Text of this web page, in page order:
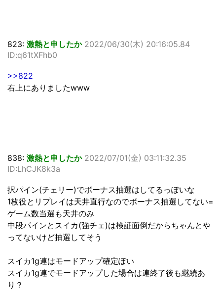
823: 激熱と申したか 2022/06/30(木) 20:16:05.84
ID:q61tXFhb0
>>822
右上にありましたwww
838: 激熱と申したか 2022/07/01(金) 03:11:32.35
ID:LhCJK8k3a
択パイン(チェリー)でボーナス抽選はしてるっぽいな
1枚役とリプレイは天井直行なのでボーナス抽選してない=
ゲーム数当選も天井のみ
中段パインとスイカ(強チェ)は検証面倒だからちゃんとや
ってないけど抽選してそう
スイカ1g連はモードアップ確定ぽい
スイカ1g連でモードアップした場合は連終了後も継続あ
り？